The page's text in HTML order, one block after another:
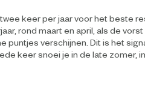
keer per jaar voor het beste
rond maart en april, als de
puntjes verschijnen. Dit is het
keer snoei je in de late zomer,